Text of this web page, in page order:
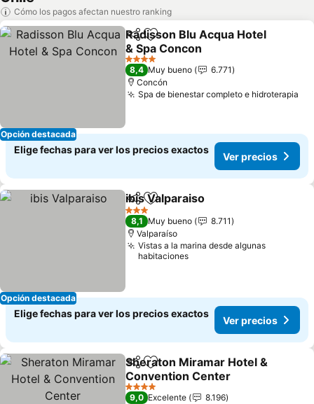
Cómo los pagos afectan nuestro ranking
Opción destacada
CompartirAgregar a favoritos
Radisson Blu Acqua Hotel
& Spa Concon
Ver precios
4 Estrellas
8,4 Muy bueno
6.771
Concón
Spa de bienestar completo e hidroterapia
Elige fechas para ver los precios exactos
Ver precios
Opción destacada
CompartirAgregar a favoritos
ibis Valparaiso
3 Estrellas
8,1 Muy bueno
8.711
Valparaíso
Vistas a la marina desde algunas
habitaciones
Elige fechas para ver los precios exactos
Ver precios
CompartirAgregar a favoritos
Sheraton Miramar Hotel &
Convention Center
Ver precios
4 Estrellas
9,0 Excelente
8.196